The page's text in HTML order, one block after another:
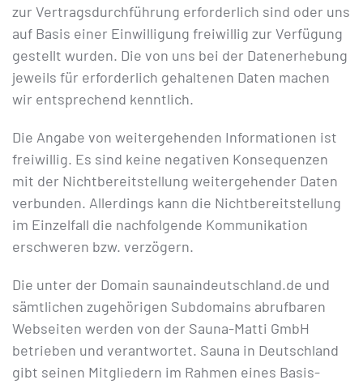
zur Vertragsdurchführung erforderlich sind oder uns
auf Basis einer Einwilligung freiwillig zur Verfügung
gestellt wurden. Die von uns bei der Datenerhebung
jeweils für erforderlich gehaltenen Daten machen
wir entsprechend kenntlich.
Die Angabe von weitergehenden Informationen ist
freiwillig. Es sind keine negativen Konsequenzen
mit der Nichtbereitstellung weitergehender Daten
verbunden. Allerdings kann die Nichtbereitstellung
im Einzelfall die nachfolgende Kommunikation
erschweren bzw. verzögern.
Die unter der Domain saunaindeutschland.de und
sämtlichen zugehörigen Subdomains abrufbaren
Webseiten werden von der Sauna-Matti GmbH
betrieben und verantwortet. Sauna in Deutschland
gibt seinen Mitgliedern im Rahmen eines Basis-